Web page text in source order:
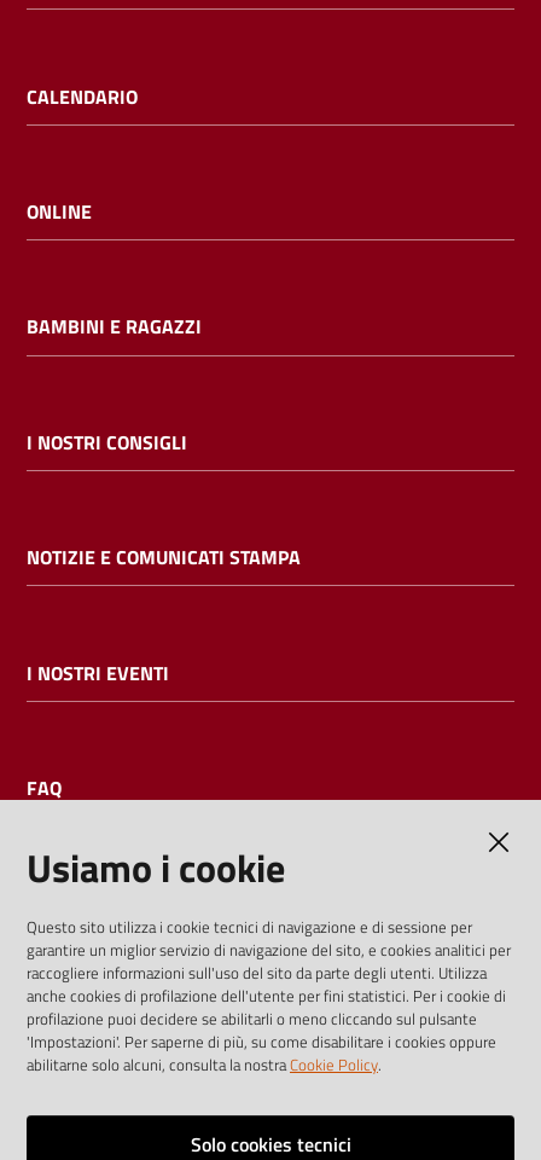
CALENDARIO
ONLINE
BAMBINI E RAGAZZI
I NOSTRI CONSIGLI
NOTIZIE E COMUNICATI STAMPA
I NOSTRI EVENTI
FAQ
I dati personali pubblicati sono riutilizzabili solo alle condizioni
previste dalla direttiva comunitaria 2003/98/CE e dal d.lgs.
36/2006
Vai alla pagina
Usiamo i cookie
Questo sito utilizza i cookie tecnici di navigazione e di sessione per
garantire un miglior servizio di navigazione del sito, e cookies analitici per
raccogliere informazioni sull'uso del sito da parte degli utenti. Utilizza
anche cookies di profilazione dell'utente per fini statistici. Per i cookie di
profilazione puoi decidere se abilitarli o meno cliccando sul pulsante
'Impostazioni'. Per saperne di più, su come disabilitare i cookies oppure
abilitarne solo alcuni, consulta la nostraCookie Policy.
Solo cookies tecnici